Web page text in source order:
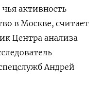
активность
в Москве, считает
Центра анализа
Андрей